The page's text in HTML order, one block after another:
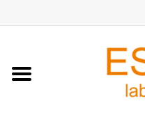
Home